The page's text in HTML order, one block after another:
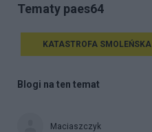
Tematy paes64
KATASTROFA SMOLEŃSKA
Blogi na ten temat
Maciaszczyk